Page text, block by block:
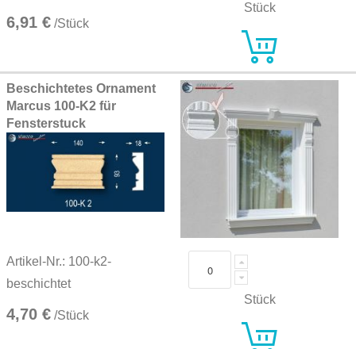
6,91 € /Stück
Stück
Beschichtetes Ornament
Marcus 100-K2 für
Fensterstuck
Artikel-Nr.: 100-k2-
beschichtet
4,70 € /Stück
Stück